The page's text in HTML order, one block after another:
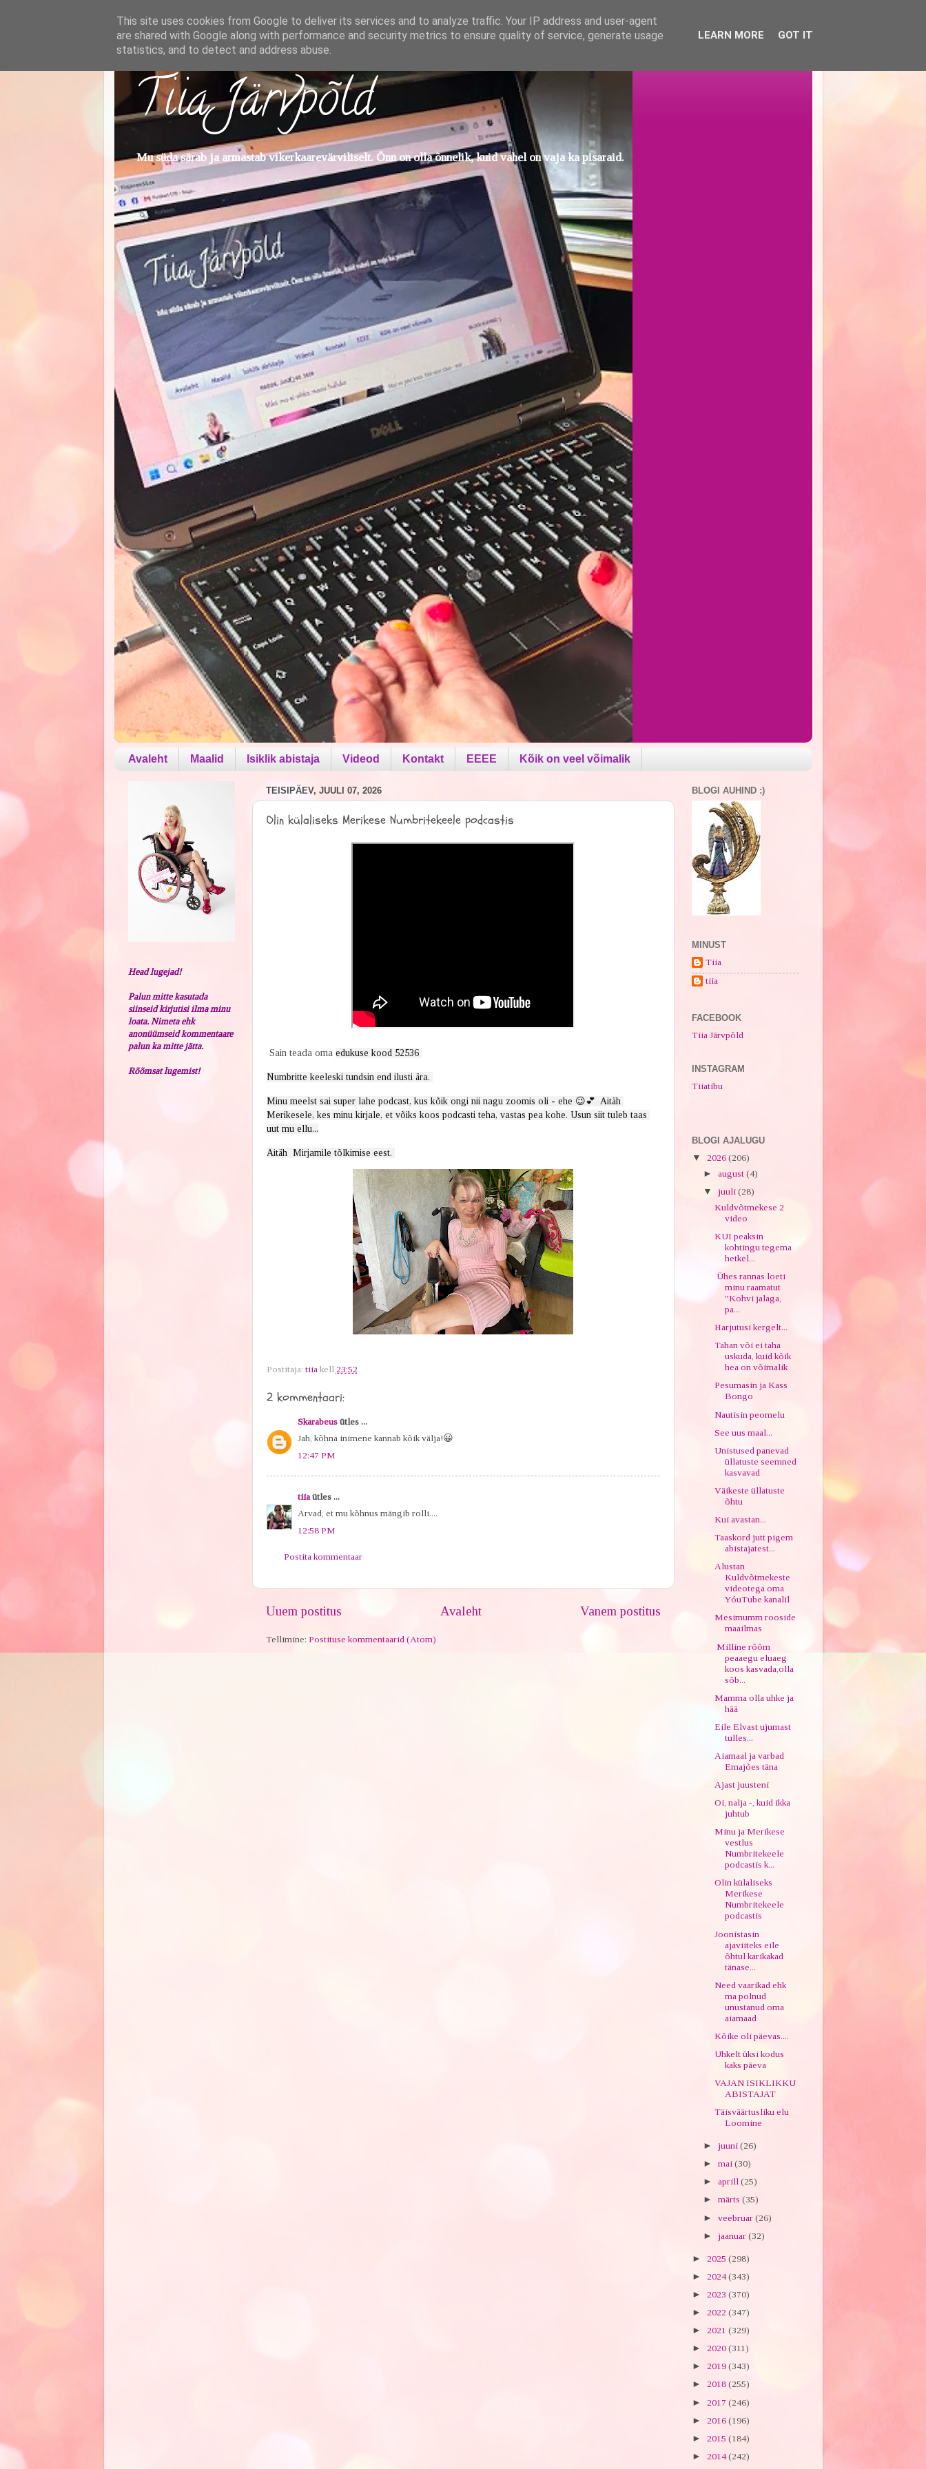
Tiia Järvpõld
Mu süda särab ja armastab vikerkaarevärviliselt. Õnn on olla õnnelik, kuid vahel on vaja ka pisaraid.
Avaleht Maalid Isiklik abistaja Videod Kontakt EEEE Kõik on veel võimalik
TEISIPÄEV, JUULI 07, 2026
Olin külaliseks Merikese Numbritekeele podcastis
Sain teada oma edukuse kood 52536
Numbritte keeleski tundsin end ilusti ära.
Minu meelst sai super lahe podcast, kus kõik ongi nii nagu zoomis oli - ehe 😉💕  Aitäh
Merikesele, kes minu kirjale, et võiks koos podcasti teha, vastas pea kohe. Usun siit tuleb taas
uut mu ellu...
Aitäh  Mirjamile tõlkimise eest.
Postitaja: tiia kell 23:52
2 kommentaari:
Skarabeusütles ...
Jah, kõhna inimene kannab kõik välja!😀
12:47 PM
tiiaütles ...
Arvad, et mu kõhnus mängib rolli....
12:58 PM
Postita kommentaar
Uuem postitus Vanem postitus
Avaleht
Tellimine: Postituse kommentaarid (Atom)
Head lugejad!
Palun mitte kasutada
siinseid kirjutisi ilma minu
loata. Nimeta ehk
anonüümseid kommentaare
palun ka mitte jätta.
Rõõmsat lugemist!
BLOGI AUHIND :)
MINUST
Tiia
tiia
FACEBOOK
Tiia Järvpõld
INSTAGRAM
Tiiatibu
BLOGI AJALUGU
▼ 2026 (206)
► august (4)
▼ juuli (28)
Kuldvõtmekese 2
video
KUI peaksin
kohtingu tegema
hetkel...
Ühes rannas loeti
minu raamatut
"Kohvi jalaga,
pa...
Harjutusi kergelt...
Tahan või ei taha
uskuda, kuid kõik
hea on võimalik
Pesumasin ja Kass
Bongo
Nautisin peomelu
See uus maal...
Unistused panevad
üllatuste seemned
kasvavad
Väikeste üllatuste
õhtu
Kui avastan...
Taaskord jutt pigem
abistajatest...
Alustan
Kuldvõtmekeste
videotega oma
YóuTube kanalil
Mesimumm rooside
maailmas
Milline rõõm
peaaegu eluaeg
koos kasvada,olla
sõb...
Mamma olla uhke ja
hää
Eile Elvast ujumast
tulles...
Aiamaal ja varbad
Emajões täna
Ajast juusteni
Oi, nalja -, kuid ikka
juhtub
Minu ja Merikese
vestlus
Numbritekeele
podcastis k...
Olin külaliseks
Merikese
Numbritekeele
podcastis
Joonistasin
ajaviiteks eile
õhtul karikakad
tänase...
Need vaarikad ehk
ma polnud
unustanud oma
aiamaad
Kõike oli päevas....
Uhkelt üksi kodus
kaks päeva
VAJAN ISIKLIKKU
ABISTAJAT
Täisväärtusliku elu
Loomine
► juuni (26)
► mai (30)
► aprill (25)
► märts (35)
► veebruar (26)
► jaanuar (32)
► 2025 (298)
► 2024(343)
► 2023 (370)
► 2022 (347)
► 2021 (329)
► 2020 (311)
► 2019 (343)
► 2018 (255)
► 2017 (246)
► 2016 (196)
► 2015 (184)
► 2014(242)
This site uses cookies from Google to deliver its services and to analyze traffic. Your IP address and user-agent
are shared with Google along with performance and security metrics to ensure quality of service, generate usage
statistics, and to detect and address abuse.
LEARN MORE GOT IT